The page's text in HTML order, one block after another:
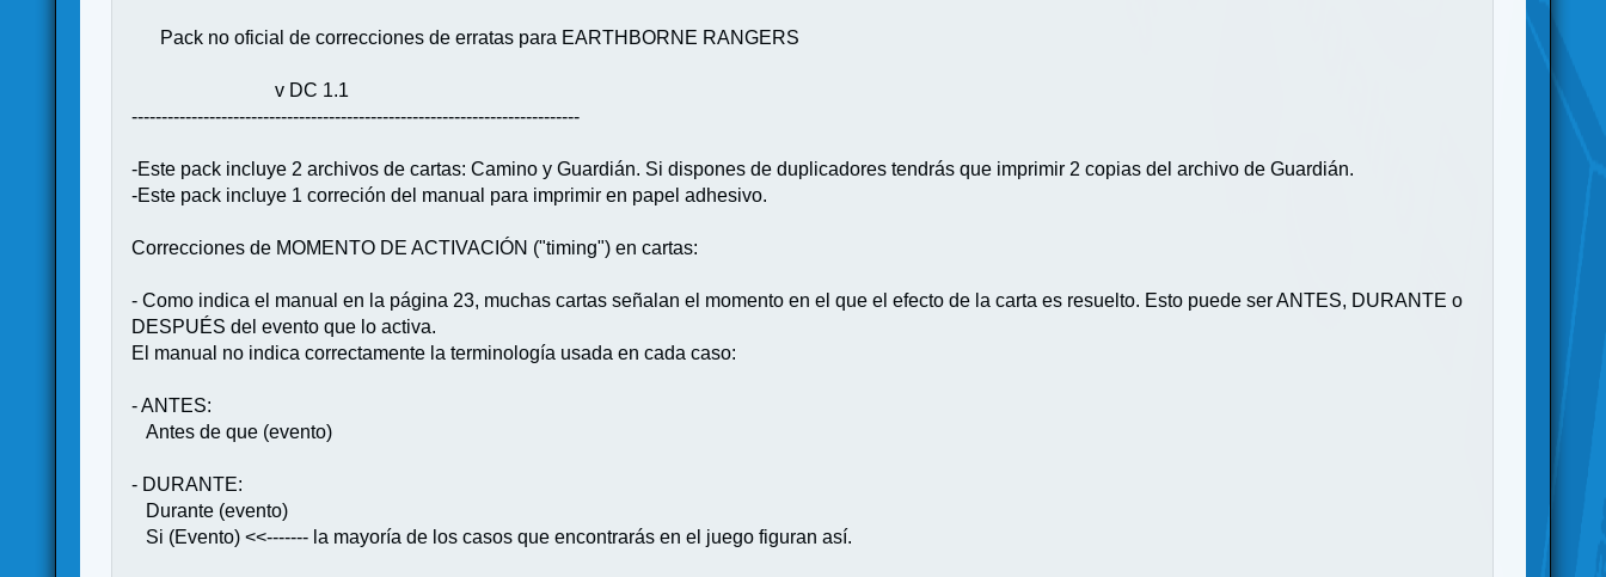
Pack no oficial de correcciones de erratas para EARTHBORNE RANGERS
v DC 1.1
---------------------------------------------------------------------------
-Este pack incluye 2 archivos de cartas: Camino y Guardián. Si dispones de duplicadores tendrás que imprimir 2 copias del archivo de Guardián.
-Este pack incluye 1 correción del manual para imprimir en papel adhesivo.
Correcciones de MOMENTO DE ACTIVACIÓN ("timing") en cartas:
- Como indica el manual en la página 23, muchas cartas señalan el momento en el que el efecto de la carta es resuelto. Esto puede ser ANTES, DURANTE o
DESPUÉS del evento que lo activa.
El manual no indica correctamente la terminología usada en cada caso:
- ANTES:
Antes de que (evento)
- DURANTE:
Durante (evento)
Si (Evento) <<------- la mayoría de los casos que encontrarás en el juego figuran así.